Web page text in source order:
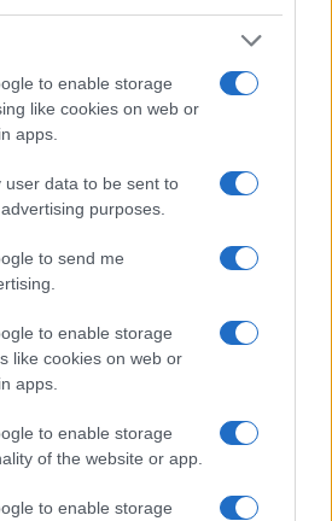
to enable storage
like cookies on web or
apps.
user data to be sent to
purposes.
to send me
to enable storage
like cookies on web or
apps.
to enable storage
of the website or app.
to enable storage
multimercados e transfere R$ 2